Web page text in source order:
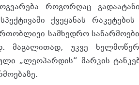
როგორღაც
ქვეყანას
სამხედრო
მაგალითად, უკვე
„ლეოპარდის“ მარკის